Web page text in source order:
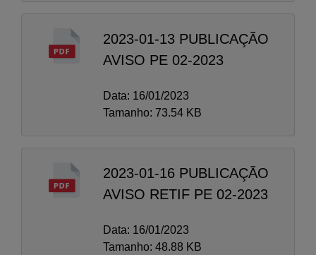
2023-01-13 PUBLICAÇÃO
AVISO PE 02-2023
Data: 16/01/2023
Tamanho: 73.54 KB
2023-01-16 PUBLICAÇÃO
AVISO RETIF PE 02-2023
Data: 16/01/2023
Tamanho: 48.88 KB